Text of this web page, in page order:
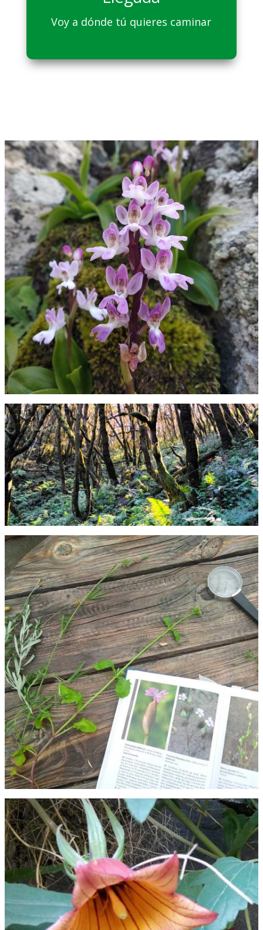
Voy a dónde tú quieres caminar